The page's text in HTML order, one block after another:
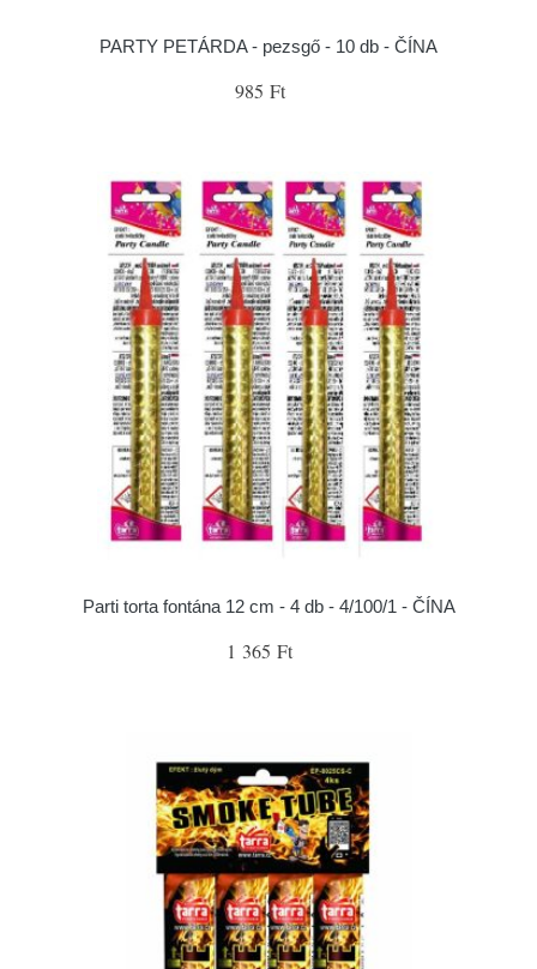
PARTY PETÁRDA - pezsgő - 10 db - ČÍNA
985 Ft
Parti torta fontána 12 cm - 4 db - 4/100/1 - ČÍNA
1 365 Ft